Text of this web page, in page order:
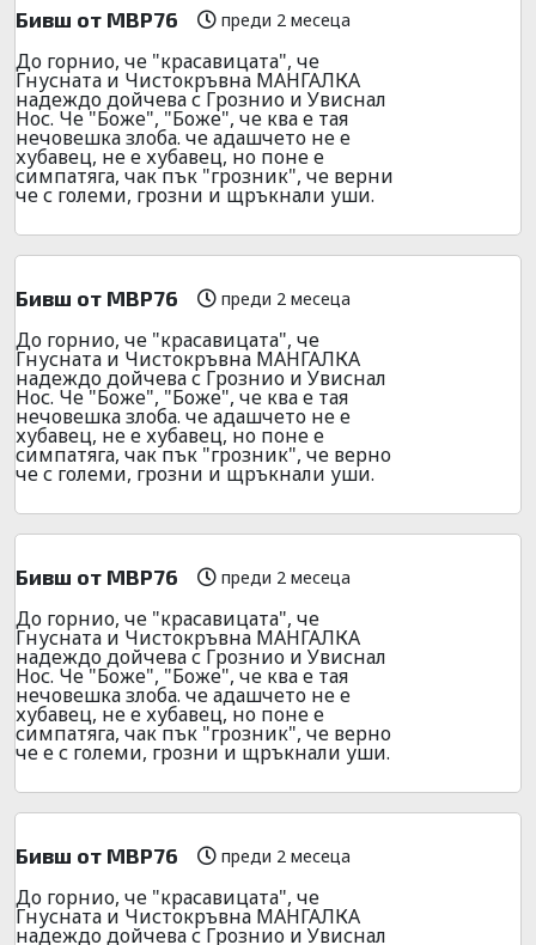
Бивш от МВР76 преди 2 месеца
До горнио, че "красавицата", че
Гнусната и Чистокръвна МАНГАЛКА
надеждо дойчева с Грознио и Увиснал
Нос. Че "Боже", "Боже", че ква е тая
нечовешка злоба. че адашчето не е
хубавец, не е хубавец, но поне е
симпатяга, чак пък "грозник", че верни
че с големи, грозни и щръкнали уши.
Бивш от МВР76 преди 2 месеца
До горнио, че "красавицата", че
Гнусната и Чистокръвна МАНГАЛКА
надеждо дойчева с Грознио и Увиснал
Нос. Че "Боже", "Боже", че ква е тая
нечовешка злоба. че адашчето не е
хубавец, не е хубавец, но поне е
симпатяга, чак пък "грозник", че верно
че с големи, грозни и щръкнали уши.
Бивш от МВР76 преди 2 месеца
До горнио, че "красавицата", че
Гнусната и Чистокръвна МАНГАЛКА
надеждо дойчева с Грознио и Увиснал
Нос. Че "Боже", "Боже", че ква е тая
нечовешка злоба. че адашчето не е
хубавец, не е хубавец, но поне е
симпатяга, чак пък "грозник", че верно
че е с големи, грозни и щръкнали уши.
Бивш от МВР76 преди 2 месеца
До горнио, че "красавицата", че
Гнусната и Чистокръвна МАНГАЛКА
надеждо дойчева с Грознио и Увиснал